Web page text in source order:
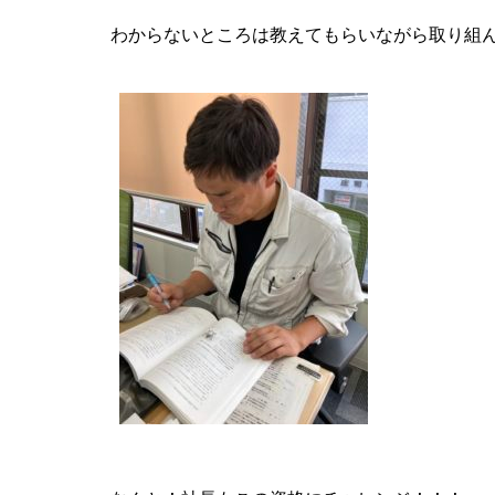
わからないところは教えてもらいながら取り組